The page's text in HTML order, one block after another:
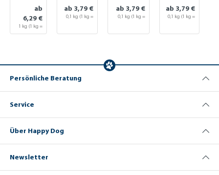
Nierenfun
ktion
ab
6,29 €
1 kg (1 kg =
6,29 €)
ab 3,79 €
0,1 kg (1 kg =
ab 3,79 €
0,1 kg (1 kg =
ab 3,79 €
0,1 kg (1 kg =
Persönliche Beratung
Service
Über Happy Dog
Newsletter